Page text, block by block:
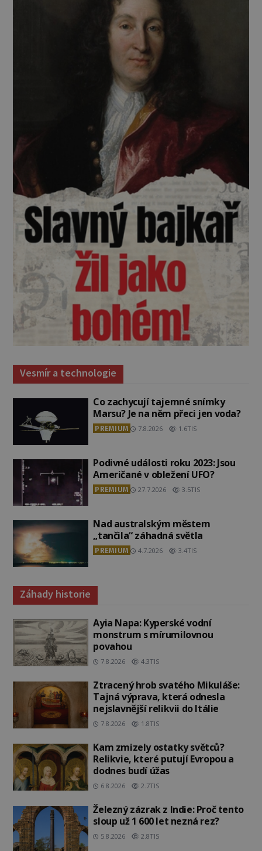
Vesmír a technologie
Co zachycují tajemné snímky
Marsu? Je na něm přeci jen voda?
PREMIUM 7.8.2026 1.6TIS
Podivné události roku 2023: Jsou
Američané v obležení UFO?
PREMIUM 27.7.2026 3.5TIS
Nad australským městem
„tančila“ záhadná světla
PREMIUM 4.7.2026 3.4TIS
Záhady historie
Ayia Napa: Kyperské vodní
monstrum s mírumilovnou
povahou
7.8.2026 4.3TIS
Ztracený hrob svatého Mikuláše:
Tajná výprava, která odnesla
nejslavnější relikvii do Itálie
7.8.2026 1.8TIS
Kam zmizely ostatky světců?
Relikvie, které putují Evropou a
dodnes budí úžas
6.8.2026 2.7TIS
Železný zázrak z Indie: Proč tento
sloup už 1 600 let nezná rez?
5.8.2026 2.8TIS